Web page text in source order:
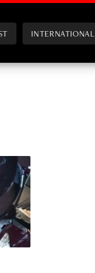
INTERNATIONAL